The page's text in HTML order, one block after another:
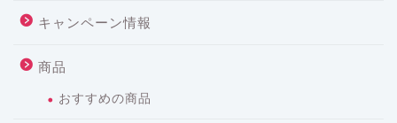
キャンペーン情報
商品
おすすめの商品